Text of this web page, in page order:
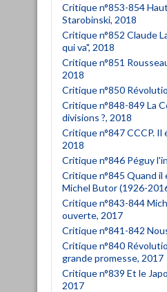
Critique n°853-854
Starobinski, 2018
Critique n°852 Claude
qui va", 2018
Critique n°851
2018
Critique n°850
Critique n°848-849 La
divisions ?, 2018
Critique n°847 CCCP. Il
2018
Critique n°846 Péguy
Critique n°845 Quand
Michel Butor (1926-
Critique n°843-844
ouverte, 2017
Critique n°841-842
Critique n°840
grande promesse, 2017
Critique n°839 Et le
2017